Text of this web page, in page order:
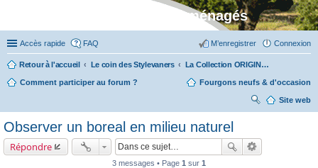
Stylevan - Vans aménagés
Accès rapide FAQ Connexion
M’enregistrer
Retour à l'accueil Le coin des Stylevaners La Collection ORIGIN (fabriquée dans notre atelier à Auxerre)
Comment participer au forum ? Fourgons neufs & d'occasion
Site web
ch
Observer un boreal en milieu naturel
Répondre
3 messages • Page 1 sur 1